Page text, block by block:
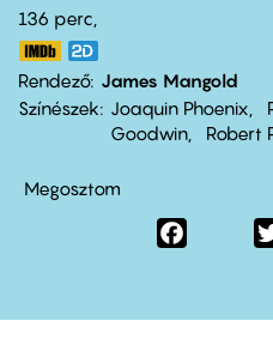
136 perc,
Rendező James Mangold
Színészek
Joaquin Phoenix
Goodwin
Robert
Megosztom